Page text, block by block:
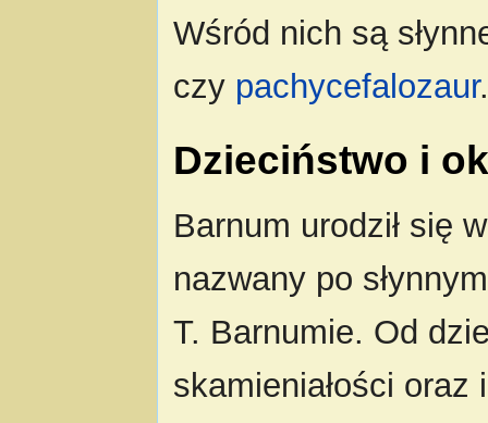
Wśród nich są
czy pachycefalozaur
Dzieciństwo i
Barnum urodził się
nazwany po
T. Barnumie. Od
skamieniałości oraz